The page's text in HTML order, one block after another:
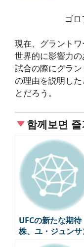
ゴ
現在、グラントワ
世界的に影響力
試合の際にグラ
の理由を説明し
とだろう。
함께보면
UFCの新たな期待
株、ユ・ジュンサ